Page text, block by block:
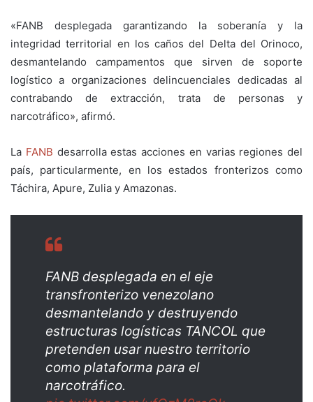
«FANB desplegada garantizando la soberanía y la
integridad territorial en los caños del Delta del Orinoco,
desmantelando campamentos que sirven de soporte
logístico a organizaciones delincuenciales dedicadas al
contrabando de extracción, trata de personas y
narcotráfico», afirmó.
La FANB desarrolla estas acciones en varias regiones del
país, particularmente, en los estados fronterizos como
Táchira, Apure, Zulia y Amazonas.
FANB desplegada en el eje
transfronterizo venezolano
desmantelando y destruyendo
estructuras logísticas TANCOL que
pretenden usar nuestro territorio
como plataforma para el
narcotráfico.